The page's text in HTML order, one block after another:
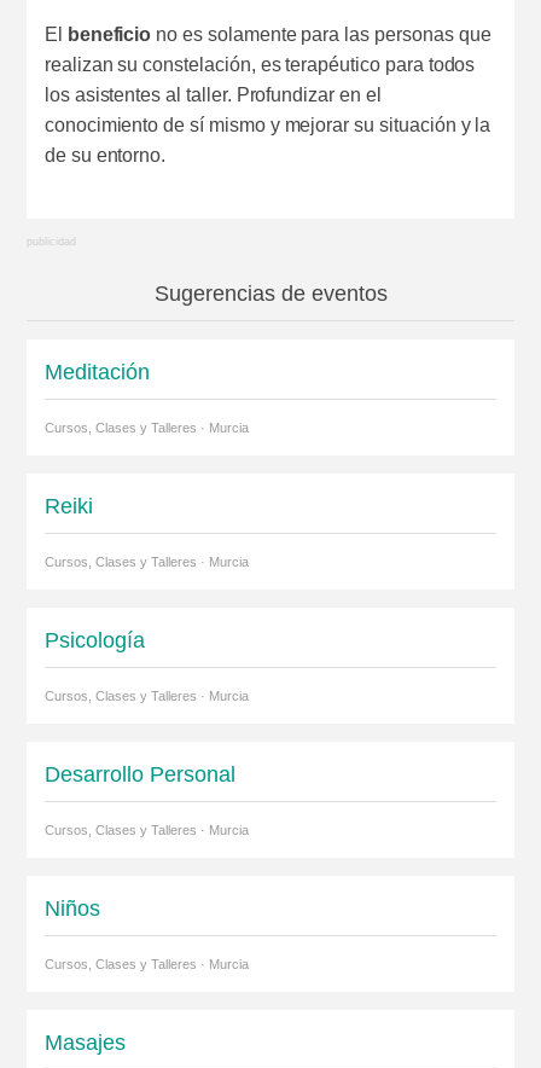
El beneficio no es solamente para las personas que
realizan su constelación, es terapéutico para todos
los asistentes al taller. Profundizar en el
conocimiento de sí mismo y mejorar su situación y la
de su entorno.
Sugerencias de eventos
Meditación
Cursos, Clases y Talleres · Murcia
Reiki
Cursos, Clases y Talleres · Murcia
Psicología
Cursos, Clases y Talleres · Murcia
Desarrollo Personal
Cursos, Clases y Talleres · Murcia
Niños
Cursos, Clases y Talleres · Murcia
Masajes